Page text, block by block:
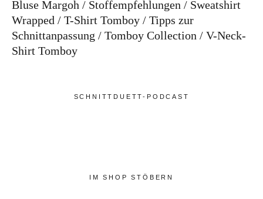
Bluse Margoh Stoffempfehlungen
Sweatshirt
Wrapped
T-Shirt Tomboy
Tipps zur
Schnittanpassung
Tomboy Collection
V-Neck-
Shirt Tomboy
SCHNITTDUETT-PODCAST
IM SHOP STÖBERN